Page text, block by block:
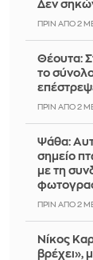
Δεν
ΠΡΙΝ ΑΠΌ 2
Θέουτα:
το
ΠΡΙΝ ΑΠΌ 2
Ψάθα:
σημείο
με τη
ΠΡΙΝ ΑΠΌ 2
Νίκος
βρέχει»,